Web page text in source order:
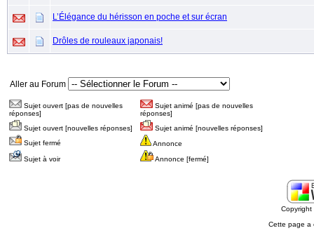
L’Élégance du hérisson en poche et sur écran
Drôles de rouleaux japonais!
Aller au Forum
Sujet ouvert [pas de nouvelles
réponses]
Sujet animé [pas de nouvelles
réponses]
Sujet ouvert [nouvelles réponses]
Sujet animé [nouvelles réponses]
Sujet fermé
Annonce
Sujet à voir
Annonce [fermé]
Cette page a